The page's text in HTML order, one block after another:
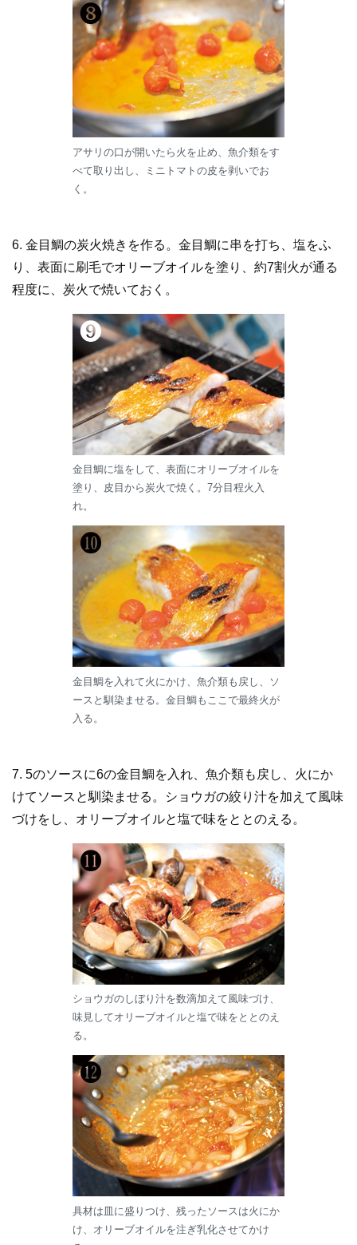
アサリの口が開いたら火を止め、魚介類をす
べて取り出し、ミニトマトの皮を剥いでお
く。
6. 金目鯛の炭火焼きを作る。金目鯛に串を打ち、塩をふ
り、表面に刷毛でオリーブオイルを塗り、約7割火が通る
程度に、炭火で焼いておく。
金目鯛に塩をして、表面にオリーブオイルを
塗り、皮目から炭火で焼く。7分目程火入
れ。
金目鯛を入れて火にかけ、魚介類も戻し、ソ
ースと馴染ませる。金目鯛もここで最終火が
入る。
7. 5のソースに6の金目鯛を入れ、魚介類も戻し、火にか
けてソースと馴染ませる。ショウガの絞り汁を加えて風味
づけをし、オリーブオイルと塩で味をととのえる。
ショウガのしぼり汁を数滴加えて風味づけ、
味見してオリーブオイルと塩で味をととのえ
る。
具材は皿に盛りつけ、残ったソースは火にか
け、オリーブオイルを注ぎ乳化させてかけ